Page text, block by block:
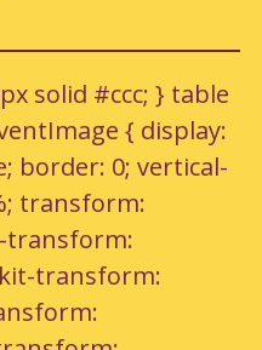
solid #ccc; } table
{ display:
border: 0; vertical-
transform:
transform:
transform: